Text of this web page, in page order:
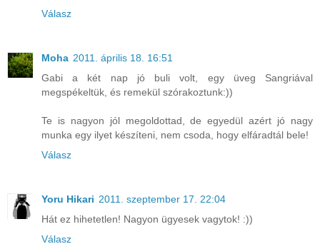
Válasz
Moha 2011. április 18. 16:51
Gabi a két nap jó buli volt, egy üveg Sangriával
megspékeltük, és remekül szórakoztunk:))
Te is nagyon jól megoldottad, de egyedül azért jó nagy
munka egy ilyet készíteni, nem csoda, hogy elfáradtál bele!
Válasz
Yoru Hikari 2011. szeptember 17. 22:04
Hát ez hihetetlen! Nagyon ügyesek vagytok! :))
Válasz